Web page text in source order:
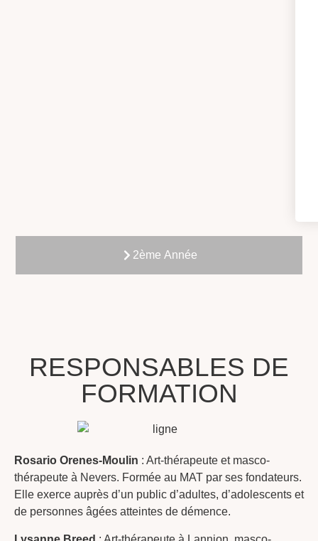
2ème Année
RESPONSABLES DE
FORMATION
Rosario Orenes-Moulin : Art-thérapeute et masco-
thérapeute à Nevers. Formée au MAT par ses fondateurs.
Elle exerce auprès d’un public d’adultes, d’adolescents et
de personnes âgées atteintes de démence.